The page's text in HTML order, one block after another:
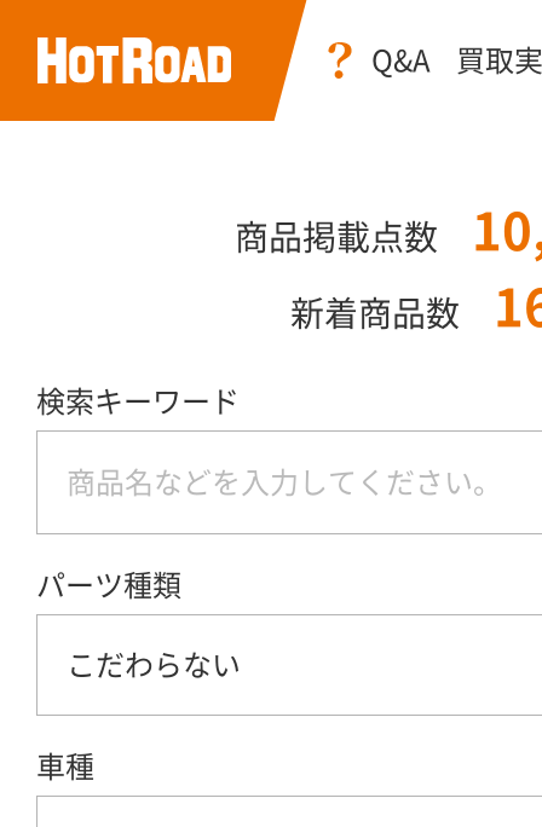
Q&A 買取
商品掲載点数
新着商品数
検索キーワード
パーツ種類
こだわらない
車種